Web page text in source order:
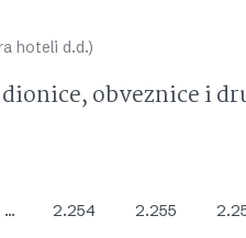
hoteli d.d.)
obveznice i
… 2.254 2.255